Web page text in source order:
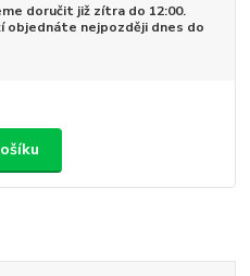
doručit již zítra do 12:00.
objednáte nejpozději dnes do